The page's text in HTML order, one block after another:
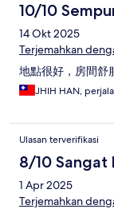
10/10
14 Okt 2025
Terjemahkan
地點很好，房間舒
JHIH HAN,
Ulasan terverifikasi
8/10 Sangat
1 Apr 2025
Terjemahkan